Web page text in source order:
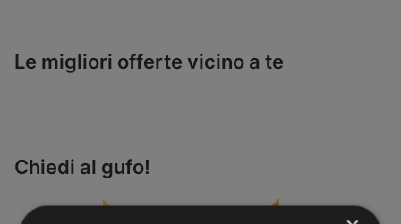
Le migliori offerte vicino a te
Chiedi al gufo!